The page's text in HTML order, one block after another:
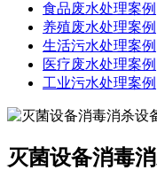
食品废水处理案例
养殖废水处理案例
生活污水处理案例
医疗废水处理案例
工业污水处理案例
灭菌设备消毒